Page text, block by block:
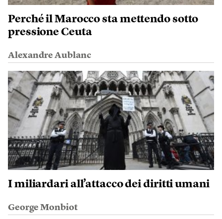
Perché il Marocco sta mettendo sotto
pressione Ceuta
Alexandre Aublanc
I miliardari all’attacco dei diritti umani
George Monbiot